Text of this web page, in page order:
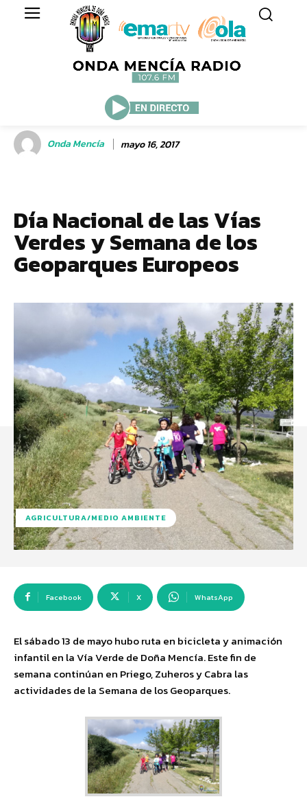
Onda Mencía mayo 16, 2017
Día Nacional de las Vías
Verdes y Semana de los
Geoparques Europeos
AGRICULTURA/MEDIO AMBIENTE
Facebook X WhatsApp
El sábado 13 de mayo hubo ruta en bicicleta y animación
infantil en la Vía Verde de Doña Mencía. Este fin de
semana continúan en Priego, Zuheros y Cabra las
actividades de la Semana de los Geoparques.